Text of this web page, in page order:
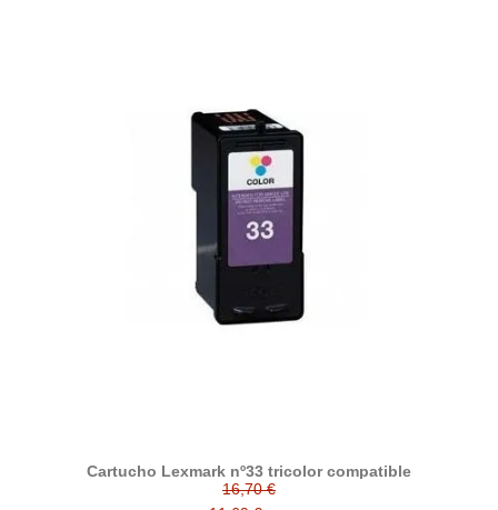
Cartucho Lexmark nº33 tricolor compatible
16,70 €